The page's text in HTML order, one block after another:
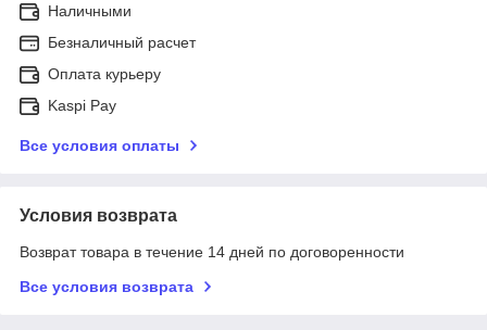
Наличными
Безналичный расчет
Оплата курьеру
Kaspi Pay
Все условия оплаты
Условия возврата
Возврат товара в течение 14 дней по договоренности
Все условия возврата